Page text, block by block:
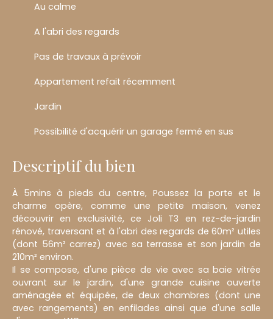
Au calme
A l'abri des regards
Pas de travaux à prévoir
Appartement refait récemment
Jardin
Possibilité d'acquérir un garage fermé en sus
Descriptif du bien
À 5mins à pieds du centre, Poussez la porte et le
charme opère, comme une petite maison, venez
découvrir en exclusivité, ce Joli T3 en rez-de-jardin
rénové, traversant et à l'abri des regards de 60m² utiles
(dont 56m² carrez) avec sa terrasse et son jardin de
210m² environ.
Il se compose, d'une pièce de vie avec sa baie vitrée
ouvrant sur le jardin, d'une grande cuisine ouverte
aménagée et équipée, de deux chambres (dont une
avec rangements) en enfilades ainsi que d'une salle